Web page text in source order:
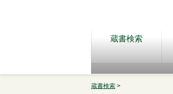
蔵書検索
蔵書検索 >